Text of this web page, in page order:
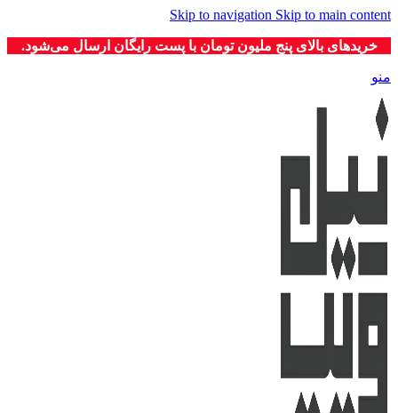
Skip to navigation Skip to main content
خریدهای بالای پنج ملیون تومان با پست رایگان ارسال می‌شود.
منو